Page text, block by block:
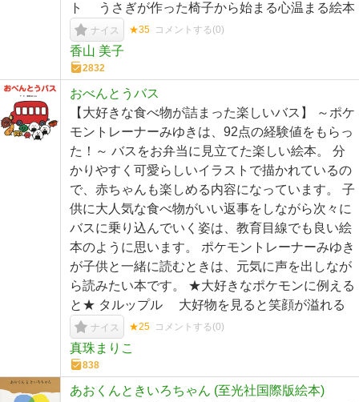
ト うさぎが作った椅子から始まる心温まる絵本
ナイス ★35 コメントする(0)
香山 美子
2832
おべんとうバス
【大好きな食べ物が詰まった楽しいバス】 ～ポケ
モントレーナーみゆきは、92点の経験値をもらっ
た！～ バスをお弁当に見立てた楽しい絵本。 分
かりやすく可愛らしいイラストで描かれているの
で、赤ちゃんも楽しめる内容になっています。 子
供に大人気な食べ物がいい返事をしながら次々に
バスに乗り込んでいく姿は、教育目線でも良い絵
本のように思います。 ポケモントレーナーみゆき
が子供と一緒に読むときは、元気に声を出しなが
ら読みたい本です。 ★大好きなポケモンに例える
と★ タルップル 大好物を見ると笑顔が溢れる
ナイス ★25 コメントする(0)
真珠まりこ
838
あおくんときいろちゃん (至光社国際版絵本)